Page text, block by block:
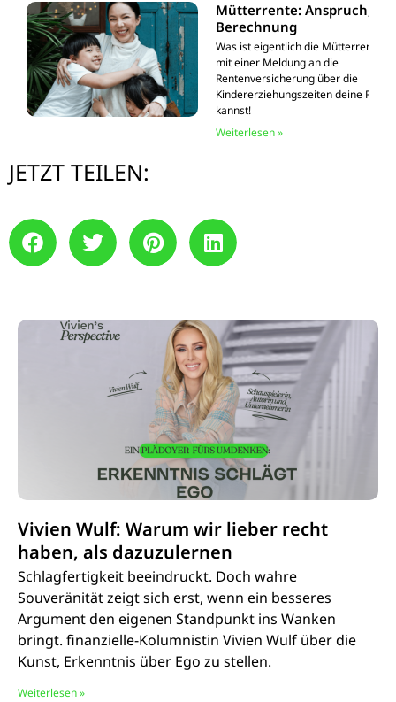
Mütterrente: Anspruch,
Berechnung
Was ist eigentlich die Mütterrente?
mit einer Meldung an die
Rentenversicherung über die
Kindererziehungszeiten deine
kannst!
Weiterlesen »
JETZT TEILEN:
Vivien Wulf: Warum wir lieber recht
haben, als dazuzulernen
Schlagfertigkeit beeindruckt. Doch wahre
Souveränität zeigt sich erst, wenn ein besseres
Argument den eigenen Standpunkt ins Wanken
bringt. finanzielle-Kolumnistin Vivien Wulf über die
Kunst, Erkenntnis über Ego zu stellen.
Weiterlesen »